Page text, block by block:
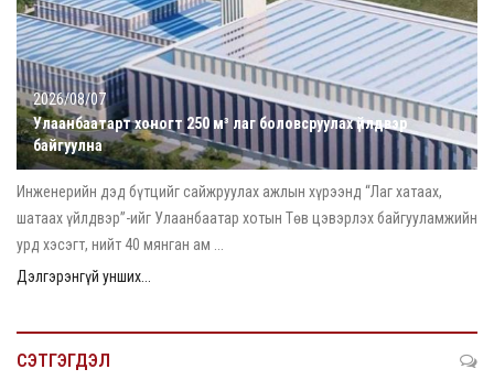
2026/08/07
Улаанбаатарт хоногт 250 м³ лаг боловсруулах үйлдвэр
байгуулна
Инженерийн дэд бүтцийг сайжруулах ажлын хүрээнд “Лаг хатаах,
шатаах үйлдвэр”-ийг Улаанбаатар хотын Төв цэвэрлэх байгууламжийн
урд хэсэгт, нийт 40 мянган ам ...
Дэлгэрэнгүй унших...
СЭТГЭГДЭЛ